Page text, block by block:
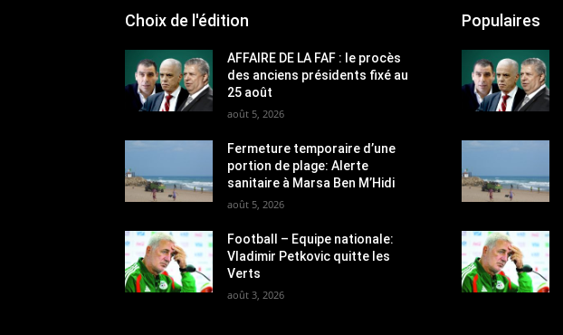
Choix de l'édition
AFFAIRE DE LA FAF : le procès
des anciens présidents fixé au
25 août
août 5, 2026
Fermeture temporaire d’une
portion de plage: Alerte
sanitaire à Marsa Ben M’Hidi
août 5, 2026
Football – Equipe nationale:
Vladimir Petkovic quitte les
Verts
août 3, 2026
Populaires